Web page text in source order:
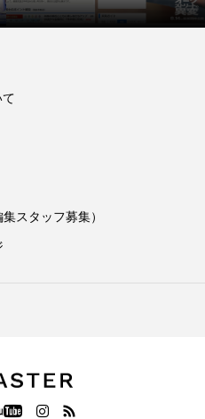
スタッフ募集）